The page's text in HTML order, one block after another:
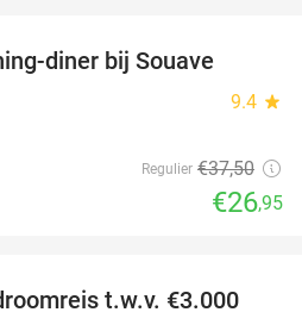
diner bij Souave
9.4 star
Regulier €37,50
€26,95
t.w.v. €3.000